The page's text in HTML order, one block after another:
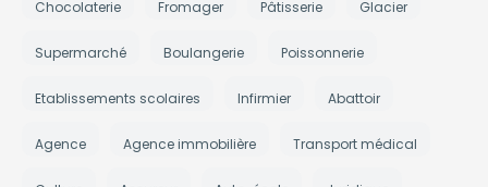
Chocolaterie Fromager Pâtisserie Glacier
Supermarché Boulangerie Poissonnerie
Etablissements scolaires Infirmier Abattoir
Agence Agence immobilière Transport médical